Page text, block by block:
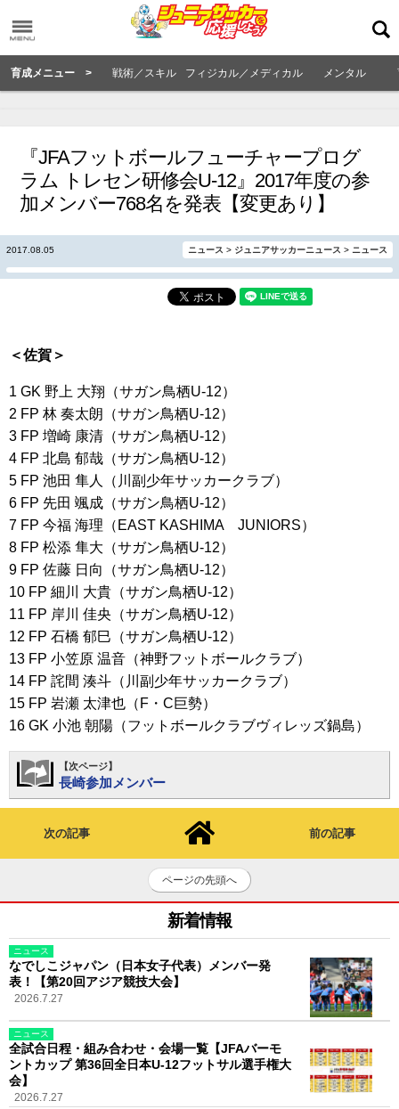
育成メニュー > 戦術／スキル フィジカル／メディカル メンタル
『JFAフットボールフューチャープログ
ラム トレセン研修会U-12』2017年度の参
加メンバー768名を発表【変更あり】
2017.08.05 ニュース > ジュニアサッカーニュース > ニュース
＜佐賀＞
1 GK 野上 大翔（サガン鳥栖U-12）
2 FP 林 奏太朗（サガン鳥栖U-12）
3 FP 増崎 康清（サガン鳥栖U-12）
4 FP 北島 郁哉（サガン鳥栖U-12）
5 FP 池田 隼人（川副少年サッカークラブ）
6 FP 先田 颯成（サガン鳥栖U-12）
7 FP 今福 海理（EAST KASHIMA JUNIORS）
8 FP 松添 隼大（サガン鳥栖U-12）
9 FP 佐藤 日向（サガン鳥栖U-12）
10 FP 細川 大貴（サガン鳥栖U-12）
11 FP 岸川 佳央（サガン鳥栖U-12）
12 FP 石橋 郁巳（サガン鳥栖U-12）
13 FP 小笠原 温音（神野フットボールクラブ）
14 FP 詫間 湊斗（川副少年サッカークラブ）
15 FP 岩瀬 太津也（F・C巨勢）
16 GK 小池 朝陽（フットボールクラブヴィレッズ鍋島）
【次ページ】
長崎参加メンバー
次の記事 前の記事
ページの先頭へ
新着情報
ニュース
なでしこジャパン（日本女子代表）メンバー発
表！【第20回アジア競技大会】
2026.7.27
ニュース
全試合日程・組み合わせ・会場一覧【JFAバーモ
ントカップ 第36回全日本U-12フットサル選手権大
会】
2026.7.27